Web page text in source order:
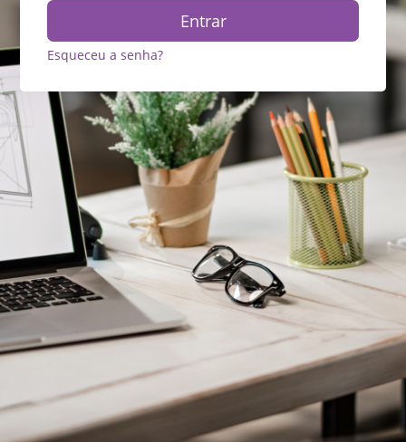
Entrar
Esqueceu a senha?